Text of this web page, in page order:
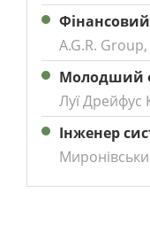
A.G.R. Group,
Молодший
Луї Дрейфус
Інженер